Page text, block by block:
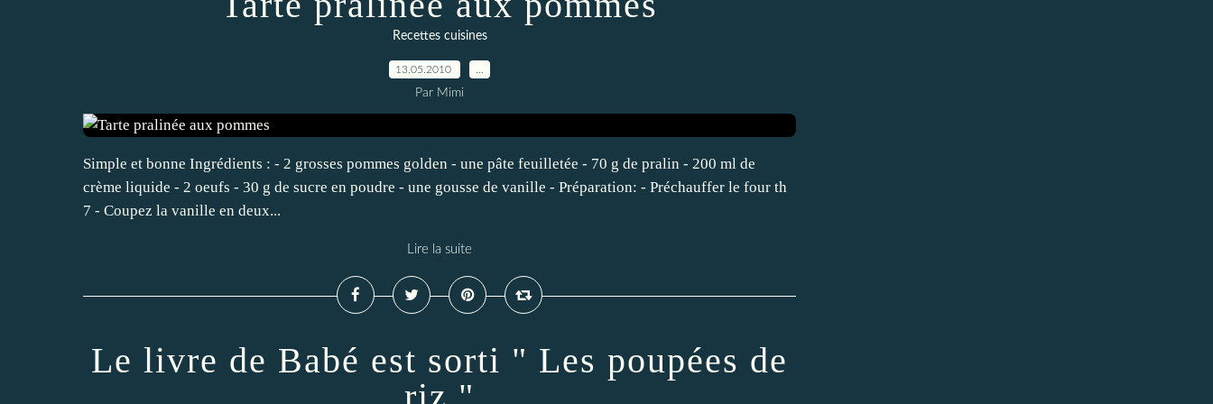
Recettes cuisines
13.05.2010
Par Mimi
Simple et bonne Ingrédients : - 2 grosses pommes golden - une pâte feuilletée - 70 g de pralin - 200 ml de
crème liquide - 2 oeufs - 30 g de sucre en poudre - une gousse de vanille - Préparation: - Préchauffer le four th
7 - Coupez la vanille en deux...
Lire la suite
Le livre de Babé est sorti " Les poupées de